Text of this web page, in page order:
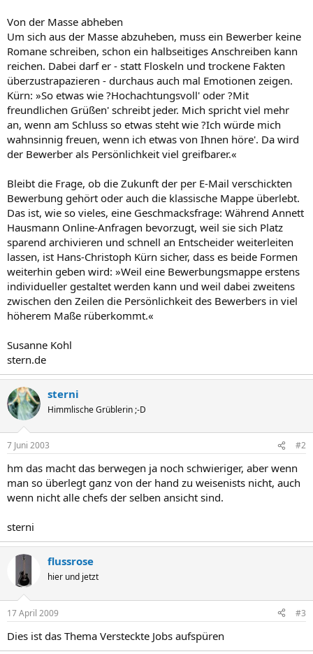
Von der Masse abheben
Um sich aus der Masse abzuheben, muss ein Bewerber keine
Romane schreiben, schon ein halbseitiges Anschreiben kann
reichen. Dabei darf er - statt Floskeln und trockene Fakten
überzustrapazieren - durchaus auch mal Emotionen zeigen.
Kürn: »So etwas wie ?Hochachtungsvoll' oder ?Mit
freundlichen Grüßen' schreibt jeder. Mich spricht viel mehr
an, wenn am Schluss so etwas steht wie ?Ich würde mich
wahnsinnig freuen, wenn ich etwas von Ihnen höre'. Da wird
der Bewerber als Persönlichkeit viel greifbarer.«
Bleibt die Frage, ob die Zukunft der per E-Mail verschickten
Bewerbung gehört oder auch die klassische Mappe überlebt.
Das ist, wie so vieles, eine Geschmacksfrage: Während Annett
Hausmann Online-Anfragen bevorzugt, weil sie sich Platz
sparend archivieren und schnell an Entscheider weiterleiten
lassen, ist Hans-Christoph Kürn sicher, dass es beide Formen
weiterhin geben wird: »Weil eine Bewerbungsmappe erstens
individueller gestaltet werden kann und weil dabei zweitens
zwischen den Zeilen die Persönlichkeit des Bewerbers in viel
höherem Maße rüberkommt.«
Susanne Kohl
stern.de
sterni
Himmlische Grüblerin ;-D
7 Juni 2003 #2
hm das macht das berwegen ja noch schwieriger, aber wenn
man so überlegt ganz von der hand zu weisenists nicht, auch
wenn nicht alle chefs der selben ansicht sind.
sterni
flussrose
hier und jetzt
17 April 2009 #3
Dies ist das Thema Versteckte Jobs aufspüren